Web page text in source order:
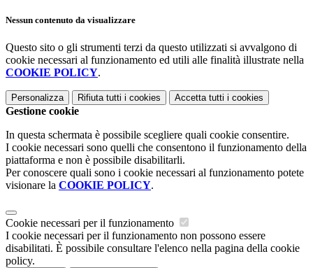
Nessun contenuto da visualizzare
Questo sito o gli strumenti terzi da questo utilizzati si avvalgono di
cookie necessari al funzionamento ed utili alle finalità illustrate nella
COOKIE POLICY.
Personalizza Rifiuta tutti i cookies Accetta tutti i cookies
Gestione cookie
In questa schermata è possibile scegliere quali cookie consentire.
I cookie necessari sono quelli che consentono il funzionamento della
piattaforma e non è possibile disabilitarli.
Per conoscere quali sono i cookie necessari al funzionamento potete
visionare la COOKIE POLICY.
Cookie necessari per il funzionamento
I cookie necessari per il funzionamento non possono essere
disabilitati. È possibile consultare l'elenco nella pagina della cookie
policy.